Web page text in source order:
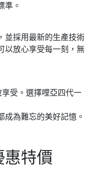
準。
並採用最新的生產技術
以放心享受每一刻，無
受。選擇哩亞四代一
為難忘的美好記憶。
惠特價